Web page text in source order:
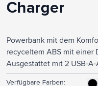
& Reisen anzeigen
Wohnen anzeigen
anzeigen
Charger
Powerbank mit dem
recyceltem ABS mit einer
Ausgestattet mit 2 USB-
Ausgang: Dual USB-A-
Verfügbare Farben: